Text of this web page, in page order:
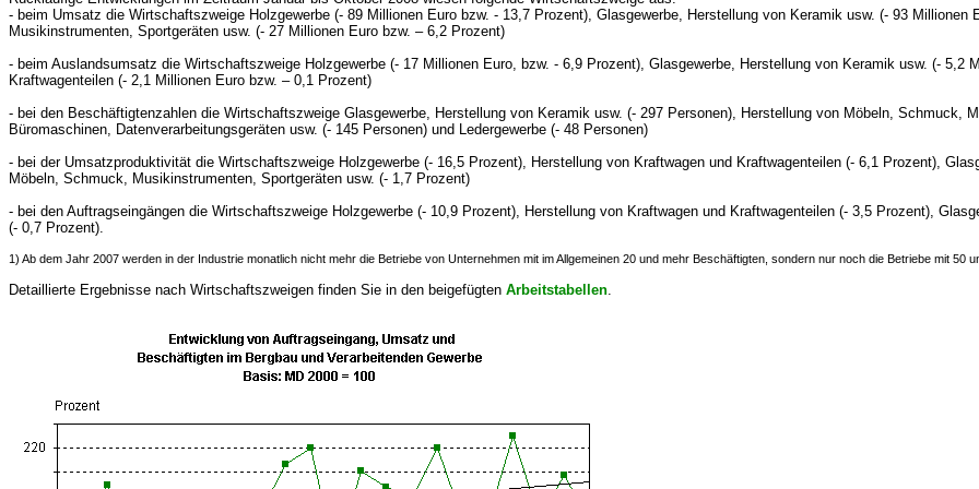
- beim Umsatz die Wirtschaftszweige Holzgewerbe (- 89 Millionen Euro bzw. - 13,7 Prozent), Glasgewerbe, Herstellung von Keramik usw. (- 93 Millionen
Musikinstrumenten, Sportgeräten usw. (- 27 Millionen Euro bzw. – 6,2 Prozent)
- beim Auslandsumsatz die Wirtschaftszweige Holzgewerbe (- 17 Millionen Euro, bzw. - 6,9 Prozent), Glasgewerbe, Herstellung von Keramik usw. (- 5,2
Kraftwagenteilen (- 2,1 Millionen Euro bzw. – 0,1 Prozent)
- bei den Beschäftigtenzahlen die Wirtschaftszweige Glasgewerbe, Herstellung von Keramik usw. (- 297 Personen), Herstellung von Möbeln, Schmuck,
Büromaschinen, Datenverarbeitungsgeräten usw. (- 145 Personen) und Ledergewerbe (- 48 Personen)
- bei der Umsatzproduktivität die Wirtschaftszweige Holzgewerbe (- 16,5 Prozent), Herstellung von Kraftwagen und Kraftwagenteilen (- 6,1 Prozent),
Möbeln, Schmuck, Musikinstrumenten, Sportgeräten usw. (- 1,7 Prozent)
- bei den Auftragseingängen die Wirtschaftszweige Holzgewerbe (- 10,9 Prozent), Herstellung von Kraftwagen und Kraftwagenteilen (- 3,5 Prozent),
(- 0,7 Prozent).
1) Ab dem Jahr 2007 werden in der Industrie monatlich nicht mehr die Betriebe von Unternehmen mit im Allgemeinen 20 und mehr Beschäftigten, sondern nur noch die Betriebe mit 50
Detaillierte Ergebnisse nach Wirtschaftszweigen finden Sie in den beigefügten Arbeitstabellen.